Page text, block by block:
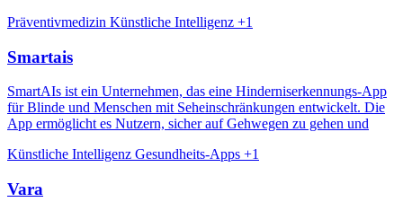
Präventivmedizin Künstliche Intelligenz +1
Smartais
SmartAIs ist ein Unternehmen, das eine Hinderniserkennungs-App
für Blinde und Menschen mit Seheinschränkungen entwickelt. Die
App ermöglicht es Nutzern, sicher auf Gehwegen zu gehen und
Künstliche Intelligenz Gesundheits-Apps +1
Vara